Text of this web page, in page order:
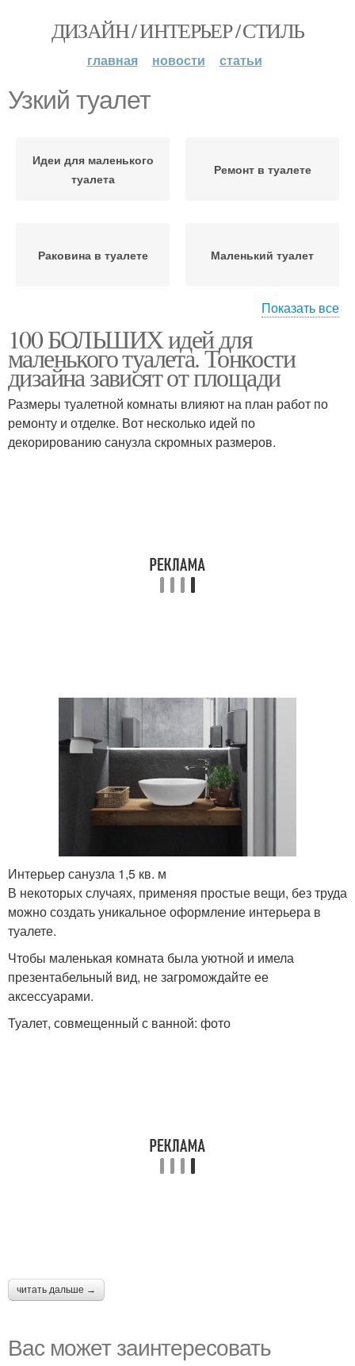
ДИЗАЙН / ИНТЕРЬЕР / СТИЛЬ
главная новости статьи
Узкий туалет
Идеи для маленького
туалета
Ремонт в туалете
Раковина в туалете Маленький туалет
Туалет с подвесным
унитазом
Туалет в квартире
Лючок в туалете
Плитка в маленький
туалет
Показать все
100 БОЛЬШИХ идей для
маленького туалета. Тонкости
дизайна зависят от площади
Размеры туалетной комнаты влияют на план работ по
ремонту и отделке. Вот несколько идей по
декорированию санузла скромных размеров.
Интерьер санузла 1,5 кв. м
В некоторых случаях, применяя простые вещи, без труда
можно создать уникальное оформление интерьера в
туалете.
Чтобы маленькая комната была уютной и имела
презентабельный вид, не загромождайте ее
аксессуарами.
Туалет, совмещенный с ванной: фото
читать дальше →
Вас может заинтересовать